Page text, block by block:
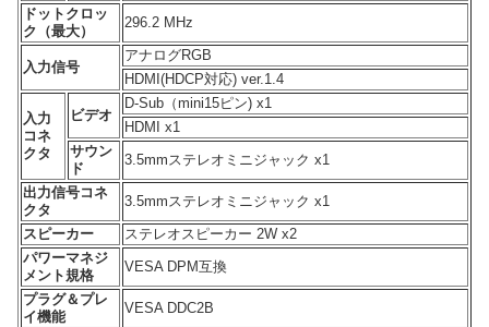
ドットクロッ
ク（最大）
296.2 MHz
入力信号
アナログRGB
HDMI(HDCP対応) ver.1.4
入力
コネ
クタ
ビデオ
D-Sub（mini15ピン) x1
HDMI x1
サウン
ド
3.5mmステレオミニジャック x1
出力信号コネ
クタ
3.5mmステレオミニジャック x1
スピーカー
ステレオスピーカー 2W x2
パワーマネジ
メント規格
VESA DPM互換
プラグ＆プレ
イ機能
VESA DDC2B